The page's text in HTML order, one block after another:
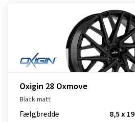
Oxigin 28 Oxmove
Black matt
Fælgbredde
8,5 x 19